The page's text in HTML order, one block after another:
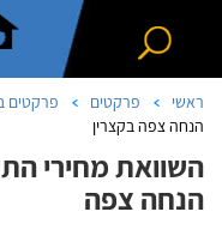
ראשי פרקטים פרקטים
הנחה צפה בקצרין
השוואת מחירי
הנחה צפה